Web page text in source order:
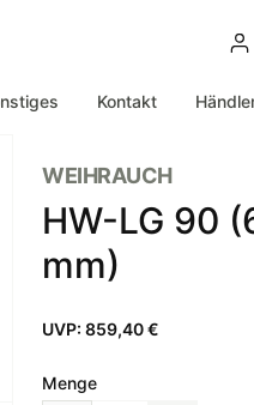
Kontakt
WEIHRAUCH
HW-LG 90
mm)
UVP: 859,40 €
Menge